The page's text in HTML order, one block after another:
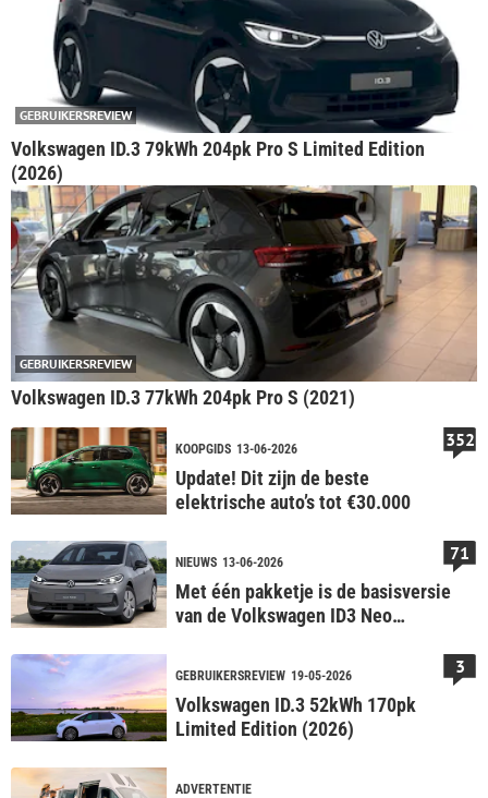
GEBRUIKERSREVIEW
Volkswagen ID.3 79kWh 204pk Pro S Limited Edition
(2026)
GEBRUIKERSREVIEW
Volkswagen ID.3 77kWh 204pk Pro S (2021)
KOOPGIDS 13-06-2026
Update! Dit zijn de beste
elektrische auto’s tot €30.000
352
NIEUWS 13-06-2026
Met één pakketje is de basisversie
van de Volkswagen ID3 Neo
71
GEBRUIKERSREVIEW 19-05-2026
Volkswagen ID.3 52kWh 170pk
Limited Edition (2026)
3
ADVERTENTIE